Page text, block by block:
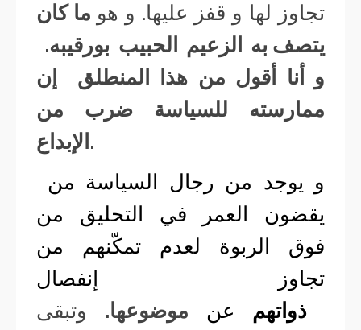
تجاوز لها و قفز عليها. و هو ما كان
يتصف به الزعيم الحبيب بورقيبه.
و أنا أقول من هذا المنطلق إن
ممارسته للسياسة ضرب من
الإبداع.
يقضون العمر في التحليق من
فوق الربوة لعدم تمكّنهم من
تجاوز إنفصال
ذواتهم عن موضوعها. وتبقى